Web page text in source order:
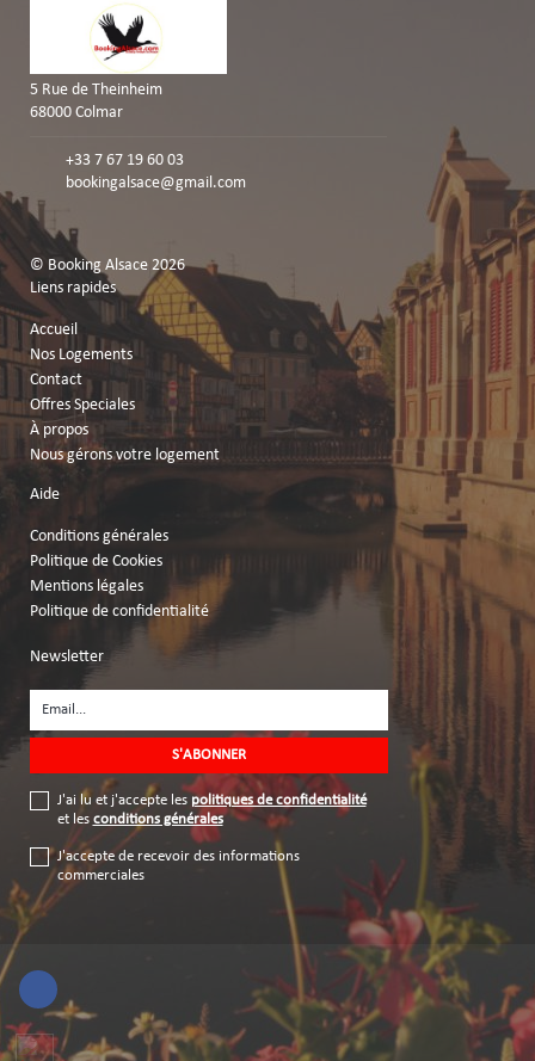
5 Rue de Theinheim
68000 Colmar
+33 7 67 19 60 03
bookingalsace@gmail.com
© Booking Alsace 2026
Liens rapides
Accueil
Nos Logements
Contact
Offres Speciales
À propos
Nous gérons votre logement
Aide
Conditions générales
Politique de Cookies
Mentions légales
Politique de confidentialité
Newsletter
J'ai lu et j'accepte les politiques de confidentialité
et les conditions générales
J'accepte de recevoir des informations
commerciales